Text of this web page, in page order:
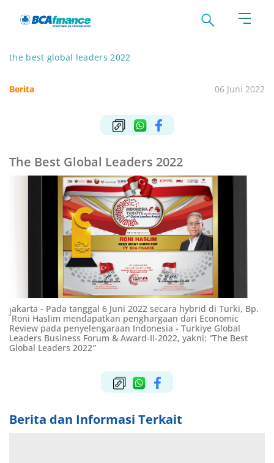
the best global leaders 2022
Berita 06 Juni 2022
The Best Global Leaders 2022
Jakarta - Pada tanggal 6 Juni 2022 secara hybrid di Turki, Bp.
Roni Haslim mendapatkan penghargaan dari Economic
Review pada penyelengaraan Indonesia - Turkiye Global
Leaders Business Forum & Award-II-2022, yakni: “The Best
Global Leaders 2022”
Berita dan Informasi Terkait